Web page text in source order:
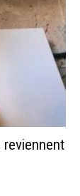
reviennent